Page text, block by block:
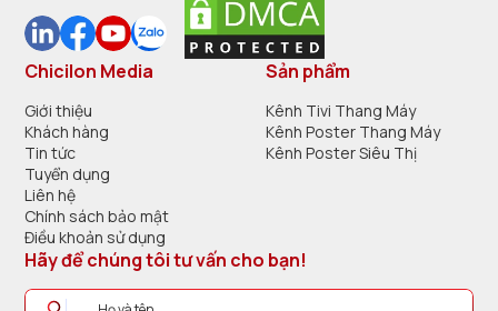
Chicilon Media
Giới thiệu
Khách hàng
Tin tức
Tuyển dụng
Liên hệ
Chính sách bảo mật
Điều khoản sử dụng
Sản phẩm
Kênh Tivi Thang Máy
Kênh Poster Thang Máy
Kênh Poster Siêu Thị
Hãy để chúng tôi tư vấn cho bạn!